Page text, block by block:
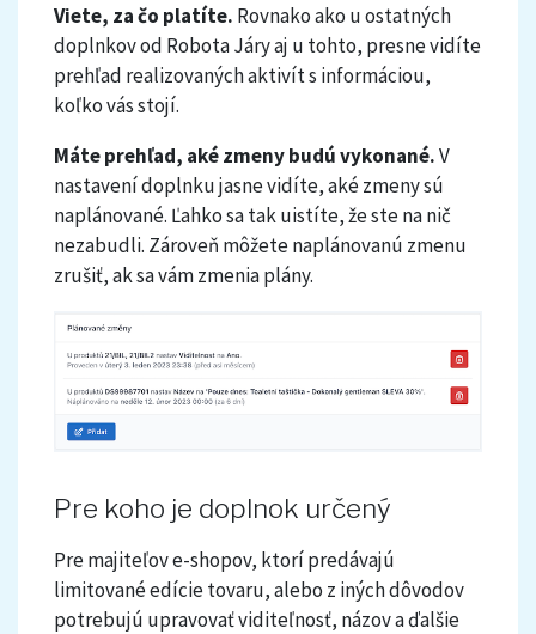
Viete, za čo platíte. Rovnako ako u ostatných
doplnkov od Robota Járy aj u tohto, presne vidíte
prehľad realizovaných aktivít s informáciou,
koľko vás stojí.
Máte prehľad, aké zmeny budú vykonané.V
nastavení doplnku jasne vidíte, aké zmeny sú
naplánované. Ľahko sa tak uistíte, že ste na nič
nezabudli. Zároveň môžete naplánovanú zmenu
zrušiť, ak sa vám zmenia plány.
Pre koho je doplnok určený
Pre majiteľov e-shopov, ktorí predávajú
limitované edície tovaru, alebo z iných dôvodov
potrebujú upravovať viditeľnosť, názov a ďalšie